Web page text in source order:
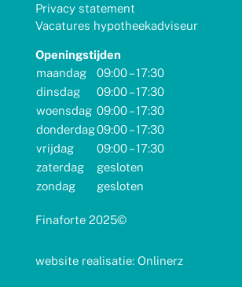
Privacy statement
Vacatures hypotheekadviseur
Openingstijden
maandag
09:00 – 17:30
dinsdag
09:00 – 17:30
woensdag 09:00 – 17:30
donderdag09:00 – 17:30
vrijdag
09:00 – 17:30
zaterdag
gesloten
zondag
gesloten
Finaforte 2025©
website realisatie: Onlinerz